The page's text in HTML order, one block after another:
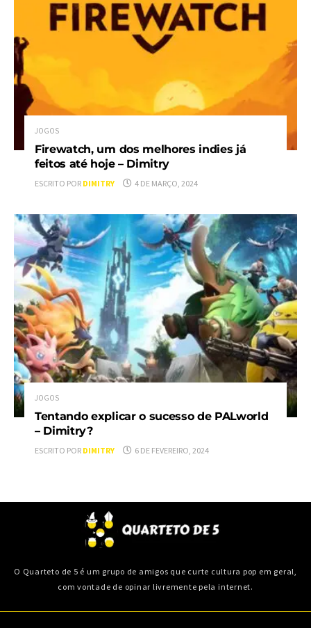
JOGOS
Firewatch, um dos melhores indies já
feitos até hoje – Dimitry
ESCRITO POR DIMITRY 4 DE MARÇO, 2024
JOGOS
Tentando explicar o sucesso de PALworld
– Dimitry?
ESCRITO POR DIMITRY 6 DE FEVEREIRO, 2024
O Quarteto de 5 é um grupo de amigos que curte cultura pop em geral,
com vontade de opinar livremente pela internet.